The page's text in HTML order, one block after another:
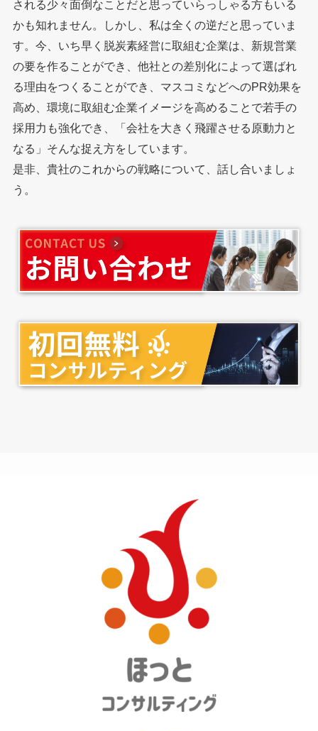
される少々面倒なことだと思っていらっしゃる方もいる
かも知れません。しかし、私は全くの逆だと思っていま
す。今、いち早く脱炭素経営に取組む企業は、新規営業
の要を作ることができ、他社との差別化によって選ばれ
る理由をつくることができ、マスコミなどへのPR効果を
高め、環境に取組む企業イメージを高めることで若手の
採用力も強化でき、「会社を大きく飛躍させる原動力と
なる」そんな捉え方をしています。
是非、貴社のこれからの戦略について、話し合いましょ
う。